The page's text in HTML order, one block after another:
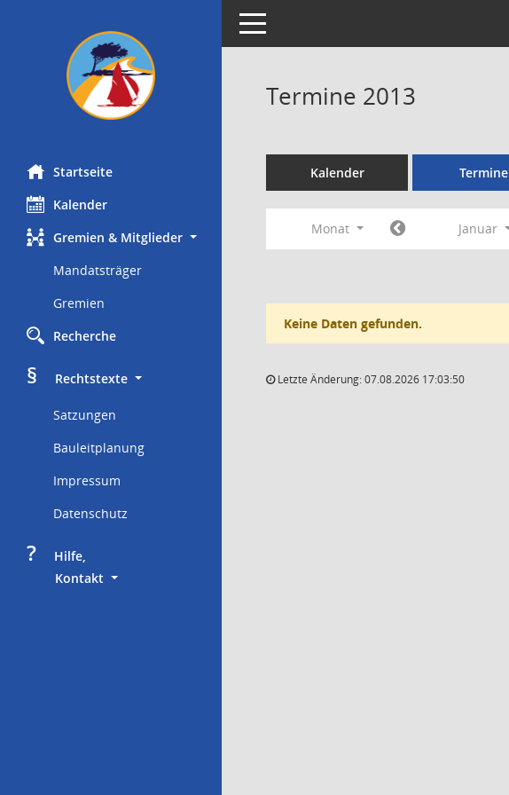
Startseite
Kalender
Gremien & Mitglieder
Mandatsträger
Gremien
Recherche
§
     Rechtstexte
Satzungen
Bauleitplanung
Impressum
Datenschutz
?
     Hilfe,
Kontakt
Toggle navigation
Termine 2013
Kalender Termine
Monat Januar
Keine Daten gefunden.
Letzte Änderung: 07.08.2026 17:03:50